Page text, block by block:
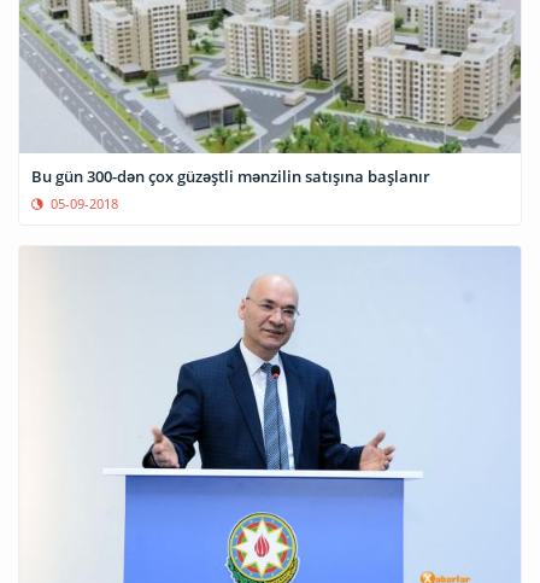
Bu gün 300-dən çox güzəştli mənzilin satışına başlanır
05-09-2018